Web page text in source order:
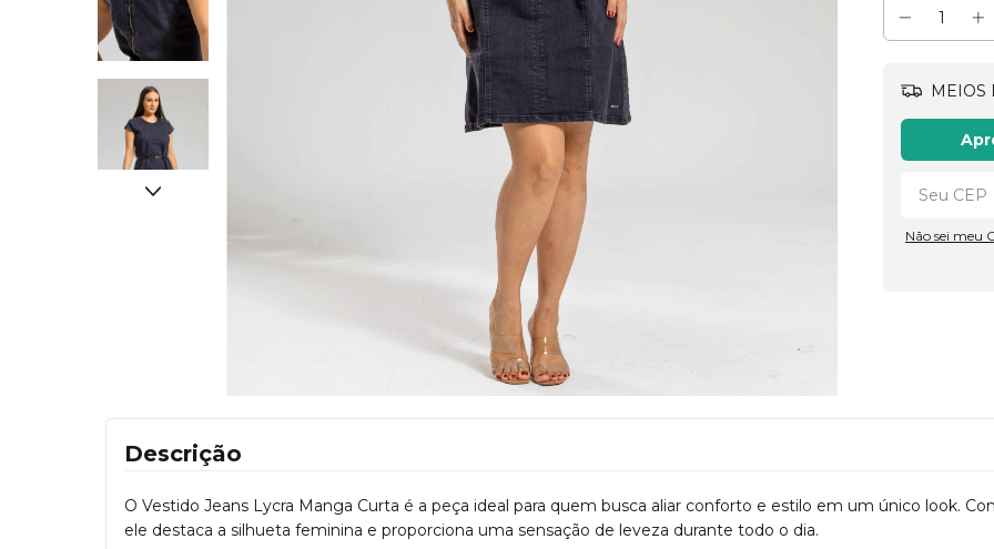
MEIOS
Não sei meu
Descrição
O Vestido Jeans Lycra Manga Curta é a peça ideal para quem busca aliar conforto e estilo em um único look.
ele destaca a silhueta feminina e proporciona uma sensação de leveza durante todo o dia.